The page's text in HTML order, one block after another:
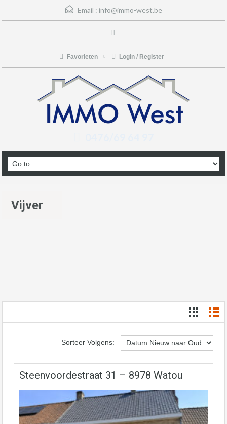
Email : info@immo-west.be
Favorieten Login / Register
Vijver
Sorteer Volgens:
Steenvoordestraat 31 – 8978 Watou